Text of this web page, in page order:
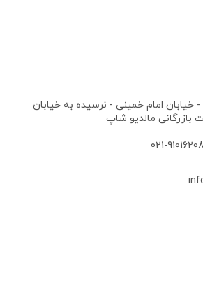
خیابان امام خمینی - نرسیده به خیابان
مالدیو شاپ
021-91016208